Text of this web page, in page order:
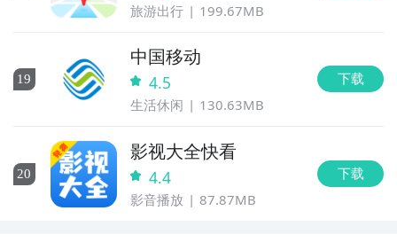
旅游出行 199.67MB
19
中国移动
4.5
生活休闲 130.63MB
下载
20
影视大全快看
4.4
影音播放 87.87MB
下载